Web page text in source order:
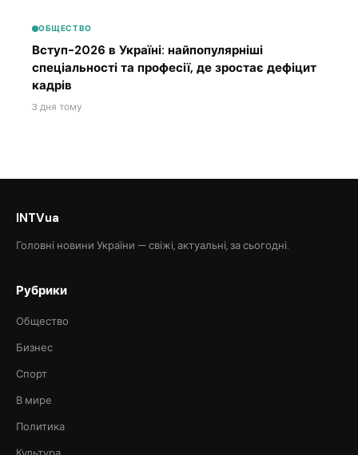
ОБЩЕСТВО
Вступ-2026 в Україні: найпопулярніші
спеціальності та професії, де зростає дефіцит
кадрів
3 дня тому
INTVua
Головні новини України — свіжі, актуальні, за сьогодні.
Рубрики
Общество
Бизнес
Спорт
В мире
Политика